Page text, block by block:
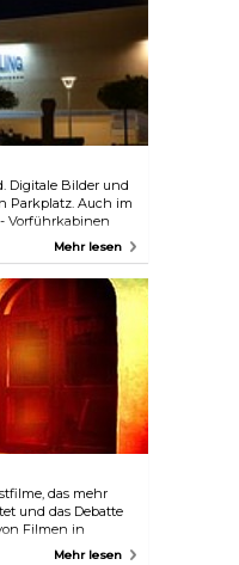
Digitale Bilder und
Parkplatz. Auch im
- Vorführkabinen
Mehr lesen
das mehr
und das Debatte
Filmen in
Mehr lesen